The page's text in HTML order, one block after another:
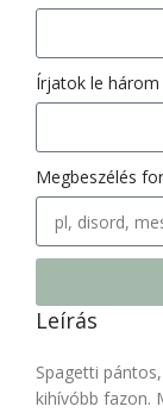
Írjatok le
Megbeszélés
Leírás
Spagetti
kihívóbb fazon.